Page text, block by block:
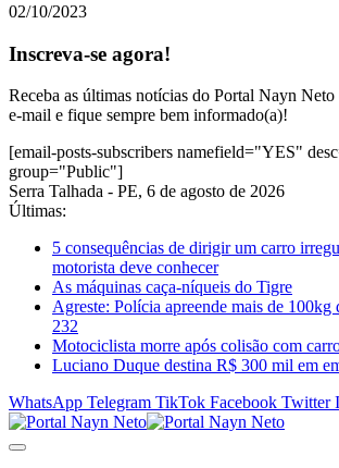
02/10/2023
Inscreva-se agora!
Receba as últimas notícias do Portal Nayn Neto
e-mail e fique sempre bem informado(a)!
[email-posts-subscribers namefield="YES"
group="Public"]
Serra Talhada - PE, 6 de agosto de 2026
Últimas:
5 consequências de dirigir um carro
motorista deve conhecer
As máquinas caça-níqueis do Tigre
Agreste: Polícia apreende mais de 100kg
232
Motociclista morre após colisão com
Luciano Duque destina R$ 300 mil em
WhatsApp Telegram TikTok Facebook Twitter